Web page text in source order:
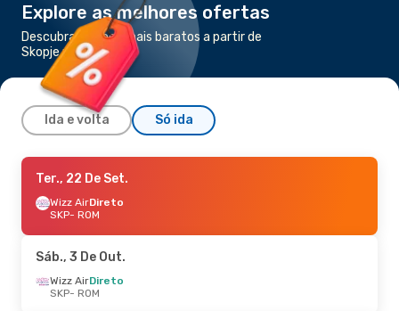
Explore as melhores ofertas
Descubra os voos mais baratos a partir de
Skopje para Roma
Ida e volta Só ida
Ter., 29 De Set.
Wizz AirDireto
SKP- ROM
ROM- SKP
Qui., 27 De Ago.
Ter., 22 De Set.
Wizz AirDireto
SKP- ROM
Sáb., 3 De Out.
Wizz AirDireto
SKP- ROM